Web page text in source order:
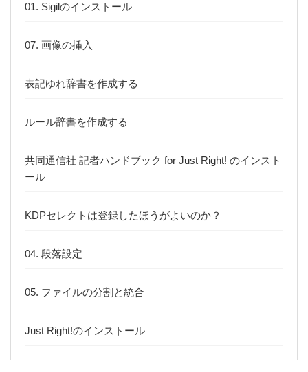
01. Sigilのインストール
07. 画像の挿入
表記ゆれ辞書を作成する
ルール辞書を作成する
共同通信社 記者ハンドブック for Just Right! のインスト
ール
KDPセレクトは登録したほうがよいのか？
04. 段落設定
05. ファイルの分割と統合
Just Right!のインストール